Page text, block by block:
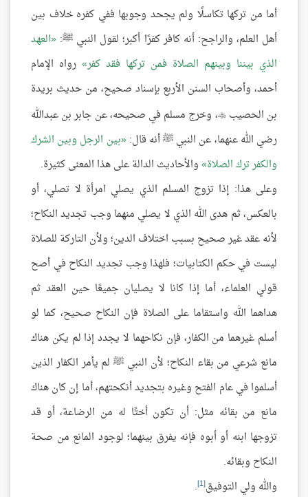
أما من تركها تكاسلًا ولم يجحد وجوبها ففي كفره خلاف بين
أهل العلم، والراجح: أنه كافر كفرًا أكبر؛ لقول النبي ﷺ: العهد
الذي بيننا وبينهم الصلاة فمن تركها فقد كفر رواه الإمام
أحمد، وأصحاب السنن الأربع بإسناد صحيح، من حديث بريدة
بن الحصيب، وخرج مسلم في صحيحه، عن جابر بن عبدالله
رضي الله عنهما، عن النبي ﷺ أنه قال: بين الرجل وبين الشرك
والكفر ترك الصلاة والأحاديث الدالة على هذا المعنى كثيرة.
وعلى هذا: إذا تزوج المسلم الذي يصلي امرأة لا تصلي، أو
بالعكس، ثم هدى الله الذي لا يصلي منهما وجب تجديد النكاح؛
لأنه عقد غير صحيح بسبب اختلاف الدين؛ ولأن التاركة للصلاة
ليست في حكم الكتابيات؛ فلهذا وجب تجديد النكاح في أصح
قولي العلماء، أما إذا كانا لا يصليان جميعًا حين العقد ثم
هداهما الله واستقاما على الصلاة فإن النكاح صحيح، كما لو
أسلم غيرهما من الكفار، فإن نكاحهما لا يجدد إذا لم يكن هناك
مانع شرعي من بقاء النكاح؛ لأن النبي ﷺ لم يأمر الكفار الذين
أسلموا في عام الفتح وغيره بتجديد أنكحتهم، أما إن كان هناك
مانع من بقائه مثل: أن تكون أختًا له من الرضاعة، أو قد
تزوجها ابنه أو أبوه فإنه يفرق بينهما؛ لوجود المانع من صحة
النكاح وبقائه.
والله ولي التوفيق[1]
.